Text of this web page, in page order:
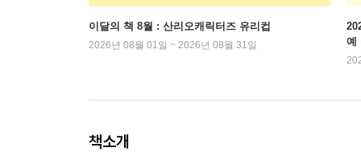
이달의 책 8월 : 산리오캐릭터즈 유리컵
2026년 08월 01일 ~ 2026년 08월 31일
예
책소개